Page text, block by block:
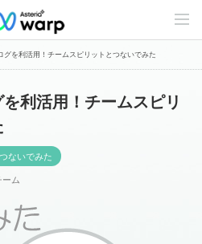
C
n
e
グを利活用！チームスピリットとつないでみた
利活用！チームスピリ
つないでみた
ーム